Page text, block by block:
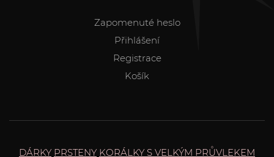
Zapomenuté heslo
Přihlášení
Registrace
Košík
DÁRKY PRSTENY KORÁLKY S VELKÝM PRŮVLEKEM